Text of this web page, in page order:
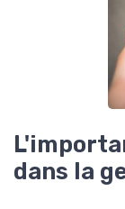
dans la